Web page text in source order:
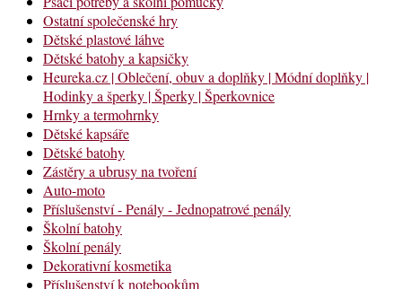
Ostatní společenské hry
Dětské plastové láhve
Dětské batohy a kapsičky
Heureka.cz | Oblečení, obuv a doplňky | Módní doplňky |
Hodinky a šperky | Šperky | Šperkovnice
Hrnky a termohrnky
Dětské kapsáře
Dětské batohy
Zástěry a ubrusy na tvoření
Auto-moto
Příslušenství - Penály - Jednopatrové penály
Školní batohy
Školní penály
Dekorativní kosmetika
Příslušenství k notebookům